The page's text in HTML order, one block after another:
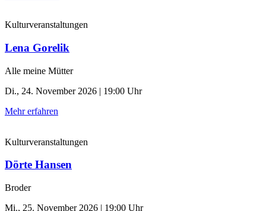
Kulturveranstaltungen
Lena Gorelik
Alle meine Mütter
Di., 24. November 2026 | 19:00 Uhr
Mehr erfahren
Kulturveranstaltungen
Dörte Hansen
Broder
Mi., 25. November 2026 | 19:00 Uhr